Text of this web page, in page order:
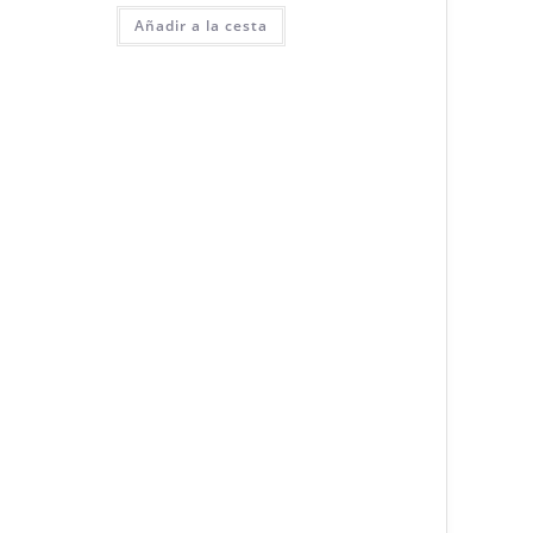
inicial
fue:
39,00€.
actual
es:
20,00€.
Añadir a la cesta